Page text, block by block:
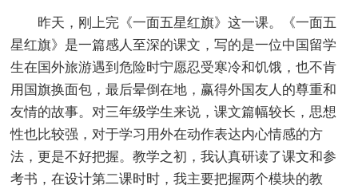
昨天，刚上完《一面五星红旗》这一课。《一面五
星红旗》是一篇感人至深的课文，写的是一位中国留学
生在国外旅游遇到危险时宁愿忍受寒冷和饥饿，也不肯
用国旗换面包，最后晕倒在地，赢得外国友人的尊重和
友情的故事。对三年级学生来说，课文篇幅较长，思想
性也比较强，对于学习用外在动作表达内心情感的方
法，更是不好把握。教学之初，我认真研读了课文和参
考书，在设计第二课时时，我主要把握两个模块的教